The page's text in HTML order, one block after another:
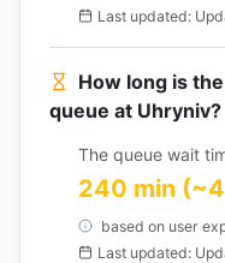
Last updated:
How long is
queue at Uhryniv?
The queue wait
240 min
based on user
Last updated: